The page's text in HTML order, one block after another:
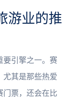
游业的推
要引擎之一。赛
尤其是那些热爱
门票，还会在比